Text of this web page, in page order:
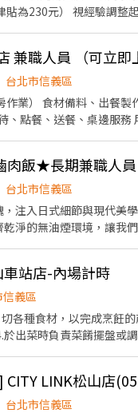
視經驗調整起薪，最高可達280元（
餐點所需要的食材。 ．協
兼職人員 （可立即
台北市信義區
升遷細節將於面試時詳細
肉飯★長期兼職人員
台北市信義區
獎台北店不只是一間餐飲店，更是我們對美好生活的提案。這裡有
境，讓我們優雅地將台灣美味推向國際！
職涯可能。 ​📋 招募資訊 ​工作性質： 內場夥伴（提供多樣化
切顧客接待 ​維持優雅用
你。 ​⏰ 工作時間（排班靈活） ​【 台北 101 美食街 】📍 7/1
22:30 ​【 永康店 】&【 信義店 】 ​午間餐期：10:00 - 14:00 /
法
數調整。 ​晉升機制：
專屬福利： 質感員工制服、員工
餐飲工作，歡迎跟我們聊
車站店-內場計時
義區
各種食材，以完成烹飪
出菜時負責菜餚擺盤或
台北市信義區